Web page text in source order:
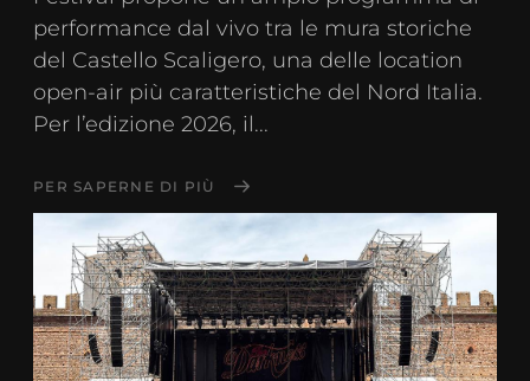
performance dal vivo tra le mura storiche
del Castello Scaligero, una delle location
open-air più caratteristiche del Nord Italia.
Per l’edizione 2026, il...
PER SAPERNE DI PIÙ